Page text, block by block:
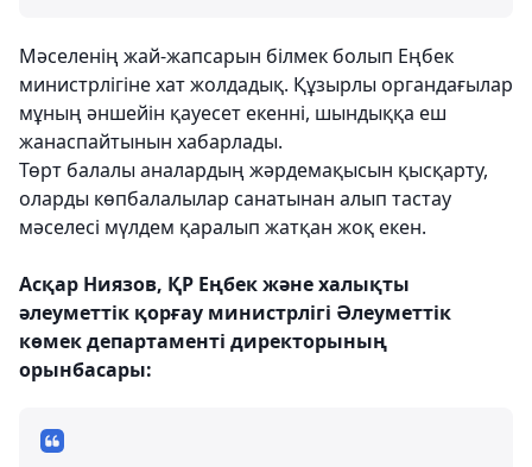
Мәселенің жай-жапсарын білмек болып Еңбек
министрлігіне хат жолдадық. Құзырлы органдағылар
мұның әншейін қауесет екенні, шындыққа еш
жанаспайтынын хабарлады.
Төрт балалы аналардың жәрдемақысын қысқарту,
оларды көпбалалылар санатынан алып тастау
мәселесі мүлдем қаралып жатқан жоқ екен.
Асқар Ниязов, ҚР Еңбек және халықты
әлеуметтік қорғау министрлігі Әлеуметтік
көмек департаменті директорының
орынбасары: